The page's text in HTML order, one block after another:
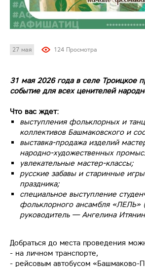
27 мая 124 Просмотра
31 мая 2026 года в селе Троицкое
событие для всех ценителей
Что вас ждёт:
выступления фольклорных и
коллективов Башмаковского и
выставка‑продажа изделий
народно‑художественных
увлекательные мастер‑классы;
русские забавы и старинные
праздника;
специальное выступление
фольклорного ансамбля «ЛЕЛЬ»
руководитель — Ангелина
Добраться до места проведения
- на личном транспорте,
- рейсовым автобусом «Башмаково-